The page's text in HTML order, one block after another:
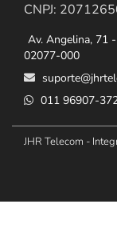
CNPJ:
Av. Angelina, 71
02077-000
011 96907-
JHR Telecom -